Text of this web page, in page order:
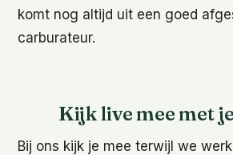
komt nog altijd uit een goed
carburateur.
Kijk live mee met
Bij ons kijk je mee terwijl we